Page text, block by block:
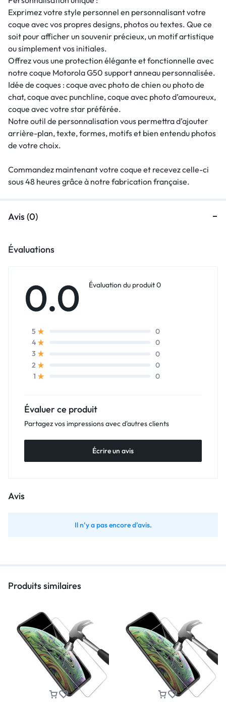
Exprimez votre style personnel en personnalisant votre
coque avec vos propres designs, photos ou textes. Que ce
soit pour afficher un souvenir précieux, un motif artistique
ou simplement vos initiales.
Offrez vous une protection élégante et fonctionnelle avec
notre coque Motorola G50 support anneau personnalisée.
Idée de coques : coque avec photo de chien ou photo de
chat, coque avec punchline, coque avec photo d’amoureux,
coque avec votre star préférée.
Notre outil de personnalisation vous permettra d’ajouter
arrière-plan, texte, formes, motifs et bien entendu photos
de votre choix.
Commandez maintenant votre coque et recevez celle-ci
sous 48 heures grâce à notre fabrication française.
Avis (0)
Évaluations
0.0 Évaluation du produit 0
5
0
4
0
3
0
2
0
1
0
Évaluer ce produit
Partagez vos impressions avec d'autres clients
Écrire un avis
Avis
Il n’y a pas encore d’avis.
Produits similaires